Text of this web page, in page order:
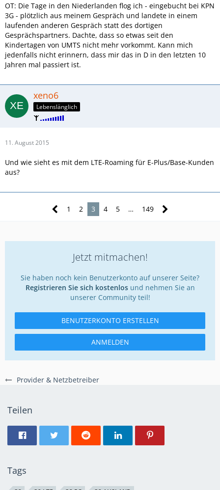
Provider & Netzbetreiber
OT: Die Tage in den Niederlanden flog ich - eingebucht bei KPN
3G - plötzlich aus meinem Gespräch und landete in einem
laufenden anderen Gespräch statt des dortigen
Gesprächspartners. Dachte, dass so etwas seit den
Kindertagen von UMTS nicht mehr vorkommt. Kann mich
jedenfalls nicht erinnern, dass mir das in D in den letzten 10
Jahren mal passiert ist.
xeno6
Lebenslänglich
11. August 2015
Und wie sieht es mit dem LTE-Roaming für E-Plus/Base-Kunden
aus?
1 2 3 4 5 … 149
Jetzt mitmachen!
Sie haben noch kein Benutzerkonto auf unserer Seite?
Registrieren Sie sich kostenlosund nehmen Sie an
unserer Community teil!
BENUTZERKONTO ERSTELLEN
ANMELDEN
Teilen
Tags